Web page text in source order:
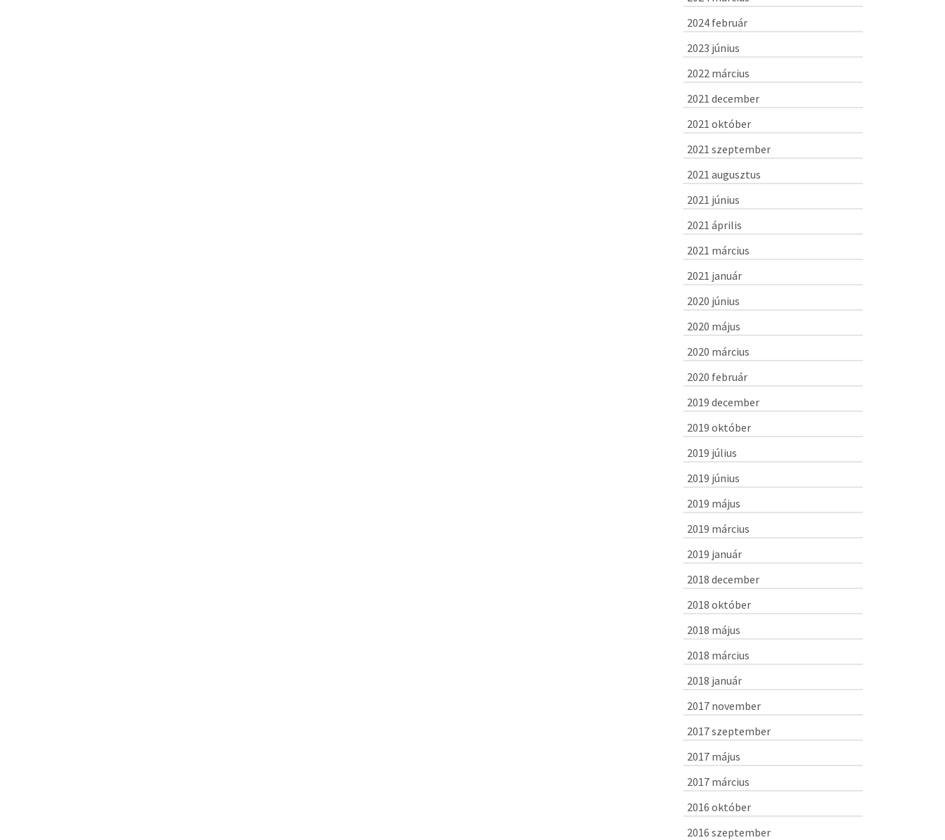
2024 február
2023 június
2022 március
2021 december
2021 október
2021 szeptember
2021 augusztus
2021 június
2021 április
2021 március
2021 január
2020 június
2020 május
2020 március
2020 február
2019 december
2019 október
2019 július
2019 június
2019 május
2019 március
2019 január
2018 december
2018 október
2018 május
2018 március
2018 január
2017 november
2017 szeptember
2017 május
2017 március
2016 október
2016 szeptember